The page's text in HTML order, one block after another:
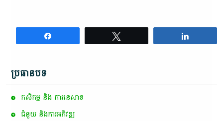
ប្រធានបទ
កសិកម្ម​ និង​ ការ​នេ​សាទ​
ជំនួយ និងការអភិវឌ្ឍ